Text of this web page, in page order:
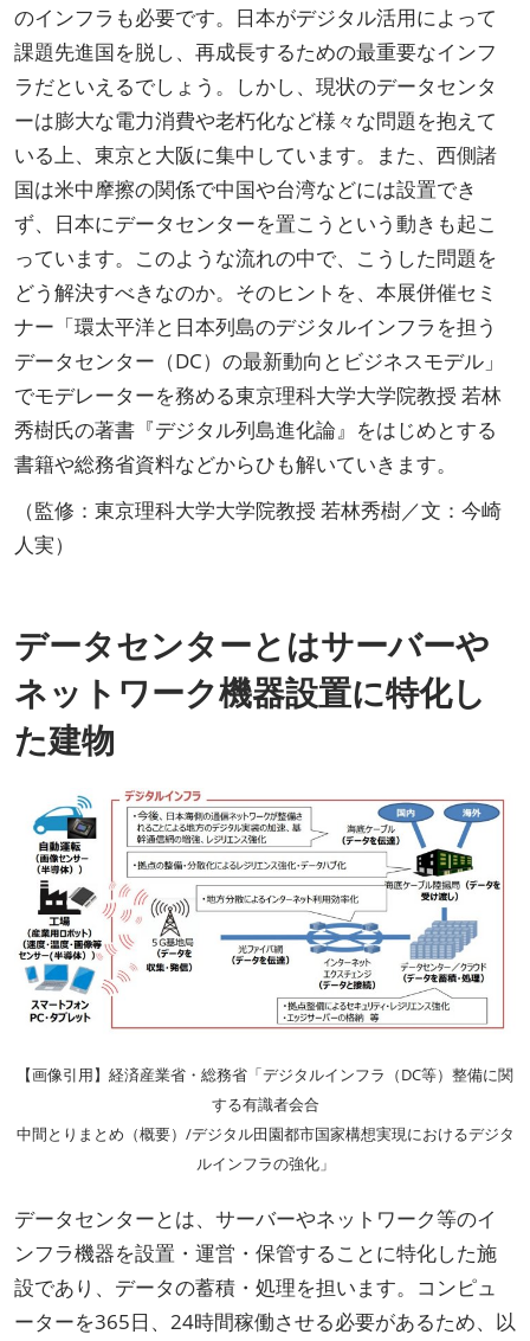
のインフラも必要です。日本がデジタル活用によって
課題先進国を脱し、再成長するための最重要なインフ
ラだといえるでしょう。しかし、現状のデータセンタ
ーは膨大な電力消費や老朽化など様々な問題を抱えて
いる上、東京と大阪に集中しています。また、西側諸
国は米中摩擦の関係で中国や台湾などには設置でき
ず、日本にデータセンターを置こうという動きも起こ
っています。このような流れの中で、こうした問題を
どう解決すべきなのか。そのヒントを、本展併催セミ
ナー「環太平洋と日本列島のデジタルインフラを担う
データセンター（DC）の最新動向とビジネスモデル」
でモデレーターを務める東京理科大学大学院教授 若林
秀樹氏の著書『デジタル列島進化論』をはじめとする
書籍や総務省資料などからひも解いていきます。
（監修：東京理科大学大学院教授 若林秀樹／文：今崎
人実）
データセンターとはサーバーや
ネットワーク機器設置に特化し
た建物
【画像引用】経済産業省・総務省「デジタルインフラ（DC等）整備に関
する有識者会合
中間とりまとめ（概要）/デジタル田園都市国家構想実現におけるデジタ
ルインフラの強化」
データセンターとは、サーバーやネットワーク等のイ
ンフラ機器を設置・運営・保管することに特化した施
設であり、データの蓄積・処理を担います。コンピュ
ーターを365日、24時間稼働させる必要があるため、以